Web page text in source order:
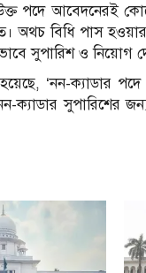
পদে আবেদনেরই
অথচ বিধি পাস
সুপারিশ ও নিয়োগ
‘নন-ক্যাডার
ক্যাডার সুপারিশের